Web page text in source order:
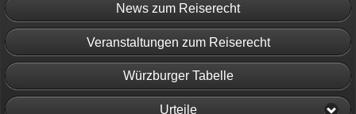
News zum Reiserecht
Veranstaltungen zum Reiserecht
Würzburger Tabelle
Urteile